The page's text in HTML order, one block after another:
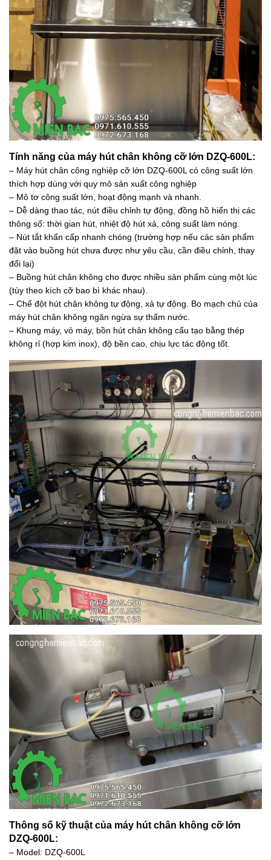
Tính năng của máy hút chân không cỡ lớn DZQ-600L:
– Máy hút chân công nghiệp cỡ lớn DZQ-600L có công suất lớn
thích hợp dùng với quy mô sản xuất công nghiệp
– Mô tơ công suất lớn, hoạt động mạnh và nhanh.
– Dễ dàng thao tác, nút điều chỉnh tự động, đồng hồ hiển thị các
thông số: thời gian hút, nhiệt độ hút xả, công suất làm nóng.
– Nút tắt khẩn cấp nhanh chóng (trường hợp nếu các sản phẩm
đặt vào buồng hút chưa được như yêu cầu, cần điều chỉnh, thay
đổi lại)
– Buồng hút chân không cho được nhiều sản phẩm cùng một lúc
(tùy theo kích cỡ bao bì khác nhau).
– Chế đột hút chân không tự động, xả tự động. Bo mạch chủ của
máy hút chân không ngăn ngừa sự thấm nước.
– Khung máy, vỏ máy, bồn hút chân không cấu tạo bằng thép
không rỉ (hợp kim inox), độ bền cao, chịu lực tác động tốt.
Thông số kỹ thuật của máy hút chân không cỡ lớn
DZQ-600L:
– Model: DZQ-600L